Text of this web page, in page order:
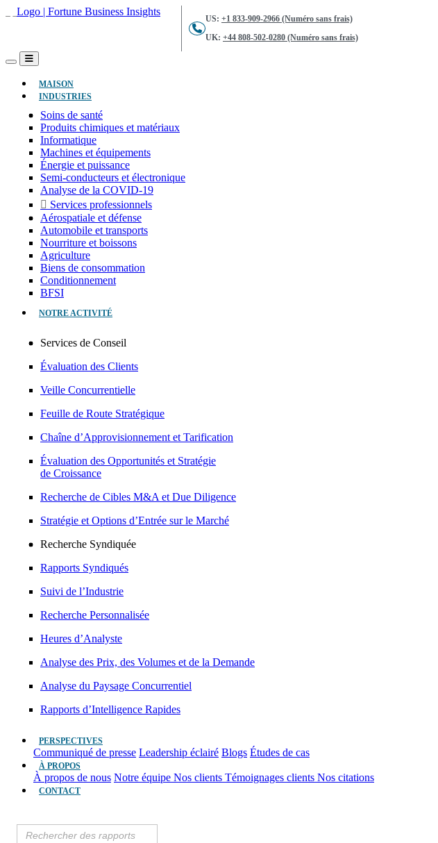
US: +1 833-909-2966 (Numéro sans frais)
UK: +44 808-502-0280 (Numéro sans frais)
MAISON(ACTUEL)
INDUSTRIES
Soins de santé
Produits chimiques et matériaux
Informatique
Machines et équipements
Énergie et puissance
Semi-conducteurs et électronique
Analyse de la COVID-19
Services professionnels
Aérospatiale et défense
Automobile et transports
Nourriture et boissons
Agriculture
Biens de consommation
Conditionnement
BFSI
NOTRE ACTIVITÉ
Services de Conseil
Évaluation des Clients
Veille Concurrentielle
Feuille de Route Stratégique
Chaîne d’Approvisionnement et Tarification
Évaluation des Opportunités et Stratégie
de Croissance
Recherche de Cibles M&A et Due Diligence
Stratégie et Options d’Entrée sur le Marché
Recherche Syndiquée
Rapports Syndiqués
Suivi de l’Industrie
Recherche Personnalisée
Heures d’Analyste
Analyse des Prix, des Volumes et de la Demande
Analyse du Paysage Concurrentiel
Rapports d’Intelligence Rapides
PERSPECTIVES
Communiqué de presse Leadership éclairé Blogs Études de cas
À PROPOS
À propos de nous Notre équipe Nos clients Témoignages clients Nos citations
CONTACT